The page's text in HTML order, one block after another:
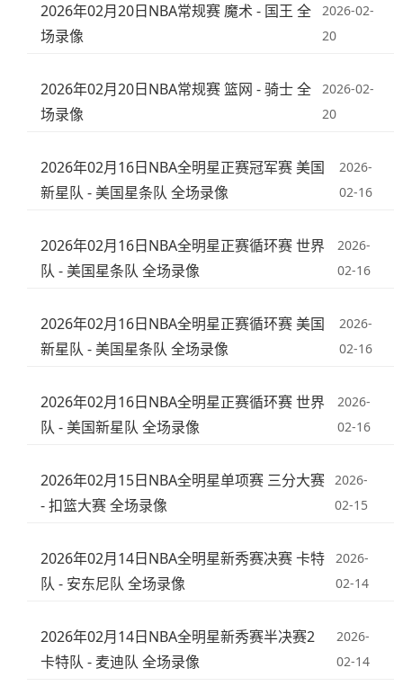
2026年02月20日NBA常规赛 魔术 - 国王 全
场录像
2026-02-
20
2026年02月20日NBA常规赛 篮网 - 骑士 全
场录像
2026-02-
20
2026年02月16日NBA全明星正赛冠军赛 美国
新星队 - 美国星条队 全场录像
2026-
02-16
2026年02月16日NBA全明星正赛循环赛 世界
队 - 美国星条队 全场录像
2026-
02-16
2026年02月16日NBA全明星正赛循环赛 美国
新星队 - 美国星条队 全场录像
2026-
02-16
2026年02月16日NBA全明星正赛循环赛 世界
队 - 美国新星队 全场录像
2026-
02-16
2026年02月15日NBA全明星单项赛 三分大赛
- 扣篮大赛 全场录像
2026-
02-15
2026年02月14日NBA全明星新秀赛决赛 卡特
队 - 安东尼队 全场录像
2026-
02-14
2026年02月14日NBA全明星新秀赛半决赛2
卡特队 - 麦迪队 全场录像
2026-
02-14